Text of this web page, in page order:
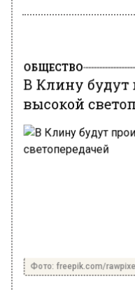
ОБЩЕСТВО
В Клину будут
высокой
Фото: freepik.com/